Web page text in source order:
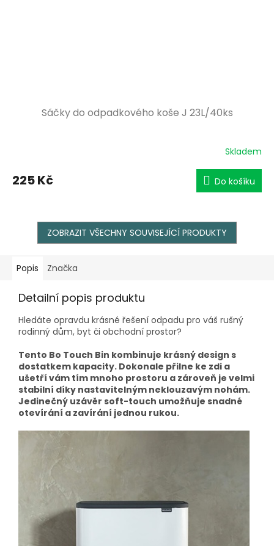
Sáčky do odpadkového koše J 23L/40ks
Skladem
225 Kč Do košíku
ZOBRAZIT VŠECHNY SOUVISEJÍCÍ PRODUKTY
Popis Značka
Detailní popis produktu
Hledáte opravdu krásné řešení odpadu pro váš rušný
rodinný dům, byt či obchodní prostor?
Tento Bo Touch Bin kombinuje krásný design s
dostatkem kapacity. Dokonale přilne ke zdi a
ušetří vám tím mnoho prostoru a zároveň je velmi
stabilní díky nastavitelným neklouzavým nohám.
Jedinečný uzávěr soft-touch umožňuje snadné
otevírání a zavírání jednou rukou.